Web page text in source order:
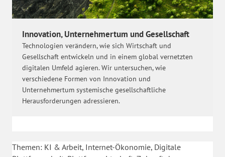
Innovation, Unternehmertum und Gesellschaft
Technologien verändern, wie sich Wirtschaft und
Gesellschaft entwickeln und in einem global vernetzten
digitalen Umfeld agieren. Wir untersuchen, wie
verschiedene Formen von Innovation und
Unternehmertum systemische gesellschaftliche
Herausforderungen adressieren.
Themen: KI & Arbeit, Internet-Ökonomie, Digitale